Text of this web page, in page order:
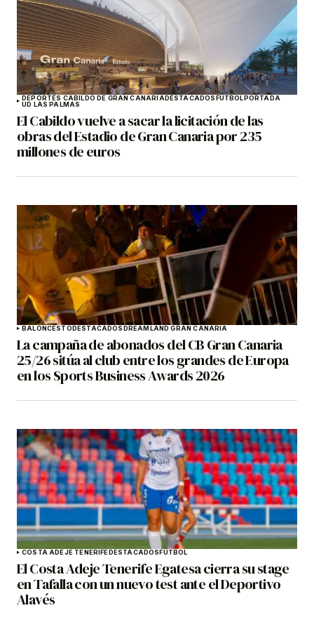
DEPORTES CABILDO DE GRAN CANARIADESTACADOSFÚTBOLPORTADA
UD LAS PALMAS
El Cabildo vuelve a sacar la licitación de las
obras del Estadio de Gran Canaria por 235
millones de euros
BALONCESTODESTACADOSDREAMLAND GRAN CANARIA
La campaña de abonados del CB Gran Canaria
25/26 sitúa al club entre los grandes de Europa
en los Sports Business Awards 2026
COSTA ADEJE TENERIFEDESTACADOSFÚTBOL
El Costa Adeje Tenerife Egatesa cierra su stage
en Tafalla con un nuevo test ante el Deportivo
Alavés